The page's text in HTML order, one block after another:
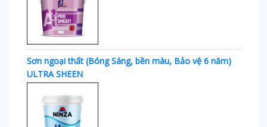
Sơn ngoại thất (Bóng Sáng, bền màu, Bảo vệ 6 năm)
ULTRA SHEEN